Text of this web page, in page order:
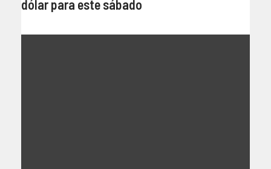
dólar para este sábado